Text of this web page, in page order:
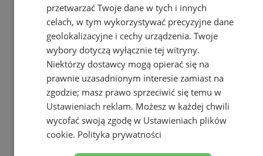
przetwarzać Twoje dane w tych i innych
celach, w tym wykorzystywać precyzyjne dane
geolokalizacyjne i cechy urządzenia. Twoje
wybory dotyczą wyłącznie tej witryny.
Niektórzy dostawcy mogą opierać się na
prawnie uzasadnionym interesie zamiast na
zgodzie; masz prawo sprzeciwić się temu w
Ustawieniach reklam. Możesz w każdej chwili
wycofać swoją zgodę w Ustawieniach plików
cookie. Polityka prywatności